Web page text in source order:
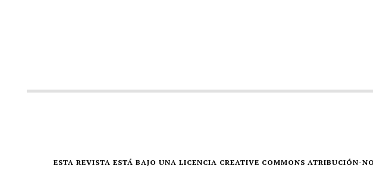
ESTA REVISTA ESTÁ BAJO UNA LICENCIA CREATIVE COMMONS ATRIBUCIÓN-